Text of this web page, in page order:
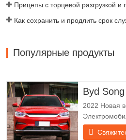
Популярные продукты
Byd Song
2022 Новая
разработке